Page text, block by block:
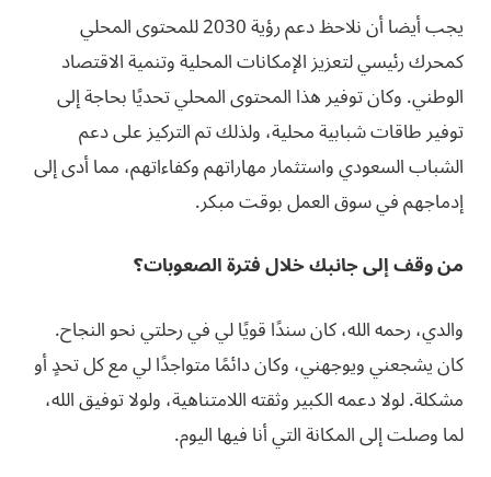
يجب أيضا أن نلاحظ دعم رؤية 2030 للمحتوى المحلي
كمحرك رئيسي لتعزيز الإمكانات المحلية وتنمية الاقتصاد
الوطني. وكان توفير هذا المحتوى المحلي تحديًا بحاجة إلى
توفير طاقات شبابية محلية، ولذلك تم التركيز على دعم
الشباب السعودي واستثمار مهاراتهم وكفاءاتهم، مما أدى إلى
إدماجهم في سوق العمل بوقت مبكر.
من وقف إلى جانبك خلال فترة الصعوبات؟
والدي، رحمه الله، كان سندًا قويًا لي في رحلتي نحو النجاح.
كان يشجعني ويوجهني، وكان دائمًا متواجدًا لي مع كل تحدٍ أو
مشكلة. لولا دعمه الكبير وثقته اللامتناهية، ولولا توفيق الله،
لما وصلت إلى المكانة التي أنا فيها اليوم.